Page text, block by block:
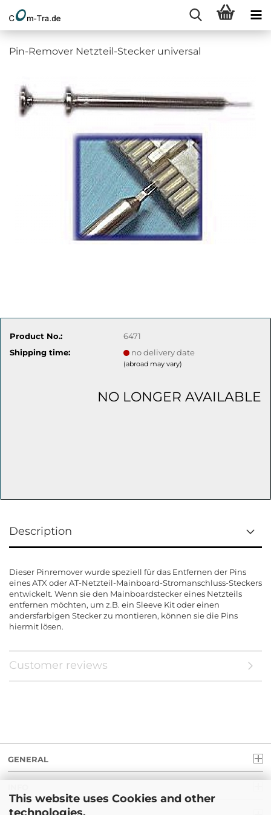
This website uses Cookies and other
Pin-Remover Netzteil-Stecker universal
Product No.:
6471
Shipping time:
no delivery date
(abroad may vary)
NO LONGER AVAILABLE
Description
Dieser Pinremover wurde speziell für das Entfernen der Pins
eines ATX oder AT-Netzteil-Mainboard-Stromanschluss-Steckers
entwickelt. Wenn sie den Mainboardstecker eines Netzteils
entfernen möchten, um z.B. ein Sleeve Kit oder einen
andersfarbigen Stecker zu montieren, können sie die Pins
hiermit lösen.
Customer reviews
GENERAL